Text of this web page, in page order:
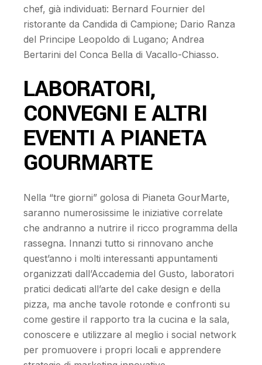
chef, già individuati: Bernard Fournier del
ristorante da Candida di Campione; Dario Ranza
del Principe Leopoldo di Lugano; Andrea
Bertarini del Conca Bella di Vacallo-Chiasso.
LABORATORI,
CONVEGNI E ALTRI
EVENTI A PIANETA
GOURMARTE
Nella “tre giorni” golosa di Pianeta GourMarte,
saranno numerosissime le iniziative correlate
che andranno a nutrire il ricco programma della
rassegna. Innanzi tutto si rinnovano anche
quest’anno i molti interessanti appuntamenti
organizzati dall’Accademia del Gusto, laboratori
pratici dedicati all’arte del cake design e della
pizza, ma anche tavole rotonde e confronti su
come gestire il rapporto tra la cucina e la sala,
conoscere e utilizzare al meglio i social network
per promuovere i propri locali e apprendere